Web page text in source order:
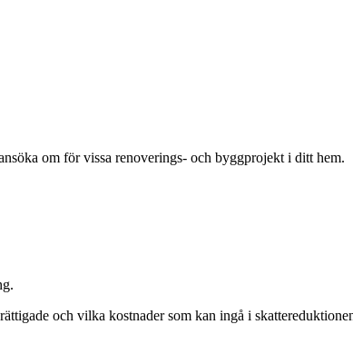
om för vissa renoverings- och byggprojekt i ditt hem.
och vilka kostnader som kan ingå i